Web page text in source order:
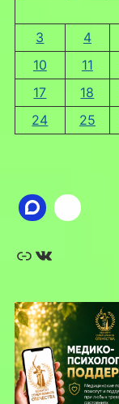
3
4
10
11
17
18
24
25
Ссылка